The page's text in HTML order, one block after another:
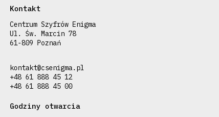
Kontakt
Centrum Szyfrów Enigma
Ul. Św. Marcin 78
61-809 Poznań
kontakt@csenigma.pl
+48 61 888 45 12
+48 61 888 45 00
Godziny otwarcia